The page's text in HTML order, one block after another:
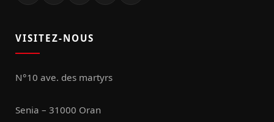
VISITEZ-NOUS
N°10 ave. des martyrs
Senia – 31000 Oran